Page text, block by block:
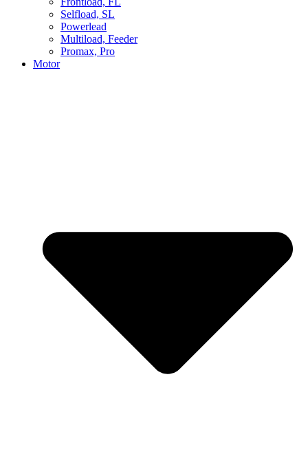
Selfload, SL
Powerlead
Multiload, Feeder
Promax, Pro
Motor